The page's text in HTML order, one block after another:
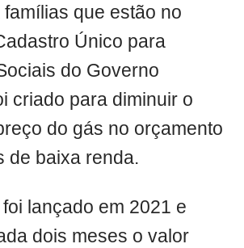
que estão no
Único para
do Governo
criado para diminuir o
do gás no orçamento
de baixa renda.
lançado em 2021 e
dois meses o valor